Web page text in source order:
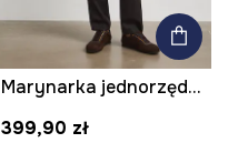
Marynarka jednorzędowa męska melanżowa
399,90 zł